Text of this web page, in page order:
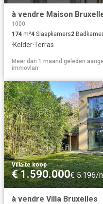
à vendre Maison
1000
174 m²4 Slaapkamers2
·Kelder·Terras
Meer dan 1 maand geleden
immovlan
Villa·te koop
€ 1.590.000€ 5.196/
à vendre Villa Bruxelles